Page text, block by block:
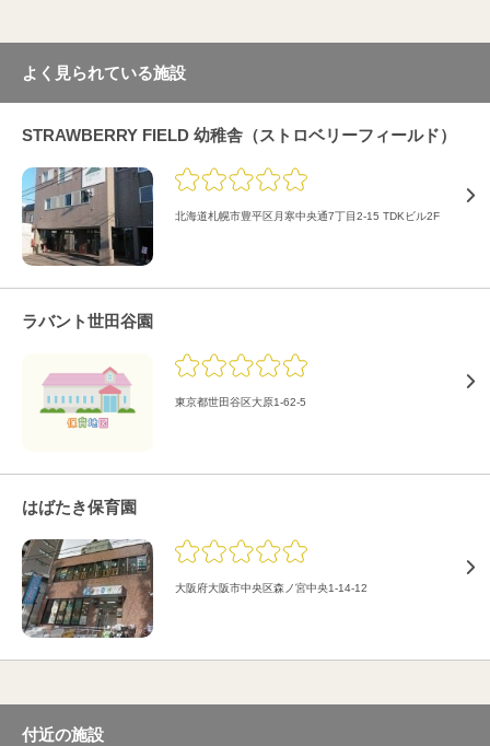
よく見られている施設
STRAWBERRY FIELD 幼稚舎（ストロベリーフィールド）
北海道札幌市豊平区月寒中央通7丁目2-15 TDKビル2F
ラバント世田谷園
東京都世田谷区大原1-62-5
はばたき保育園
大阪府大阪市中央区森ノ宮中央1-14-12
付近の施設